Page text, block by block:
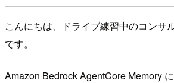
こんにちは、ドライブ練習中のコンサ
です。
Amazon Bedrock AgentCore Memory